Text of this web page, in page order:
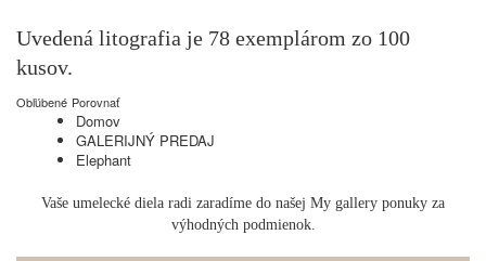
Uvedená litografia je 78 exemplárom zo 100
kusov.
Obľúbené Porovnať
Domov
GALERIJNÝ PREDAJ
Elephant
Vaše umelecké diela radi zaradíme do našej My gallery ponuky za
výhodných podmienok.